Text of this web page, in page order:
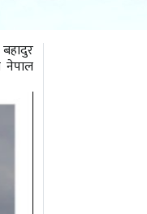
नेपाल